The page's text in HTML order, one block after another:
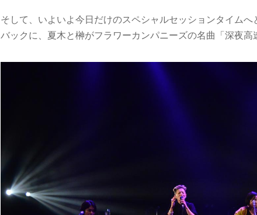
そして、いよいよ今日だけのスペシャルセッションタイム
バックに、夏木と榊がフラワーカンパニーズの名曲「深夜高